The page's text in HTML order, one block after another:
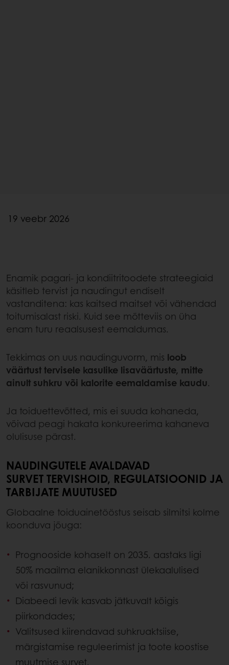
19 veebr 2026
Enamik pagari- ja kondiitritoodete strateegiaid
käsitleb tervist ja naudingut endiselt
vastanditena: kas kaitsed maitset või vähendad
toitumisalast riski. Kuid see mõtteviis on üha
enam turu reaalsusest eemaldumas.
Tekkimas on uus naudinguvorm, mis loob
väärtust tervisele kasulike lisaväärtuste, mitte
ainult suhkru või kalorite eemaldamise kaudu.
Ja toiduettevõtted, mis ei suuda kohaneda,
võivad peagi hakata konkureerima kahaneva
olulisuse pärast.
NAUDINGUTELE AVALDAVAD
SURVET TERVISHOID, REGULATSIOONID JA
TARBIJATE MUUTUSED
Globaalne toiduainetööstus seisab silmitsi kolme
koonduva jõuga:
Prognooside kohaselt on 2035. aastaks ligi
50% maailma elanikkonnast ülekaalulised
või rasvunud;
Diabeedi levik kasvab jätkuvalt kõigis
piirkondades;
Valitsused kiirendavad suhkruaktsiise,
märgistamise reguleerimist ja toote koostise
muutmise survet.